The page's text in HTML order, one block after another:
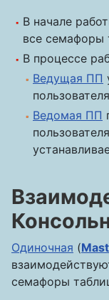
В начале
все семафоры
В процессе
Ведущая ПП
Ведомая ПП
Одиночная (
семафоры